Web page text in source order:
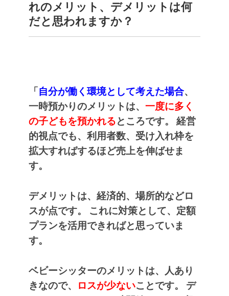
れのメリット、デメリットは何
だと思われますか？
「 自分が働く環境として考えた場合、
一時預かりのメリットは、 一度に多く
の子どもを預かれるところです。
経営
的視点でも、利用者数、受け入れ枠を
拡大すればするほど売上を伸ばせま
す。
デメリットは、経済的、場所的などロ
スが点です。
これに対策として、定額
プランを活用できればと思っていま
す。
ベビーシッターのメリットは、人あり
きなので、
ロスが少ないことです。
デ